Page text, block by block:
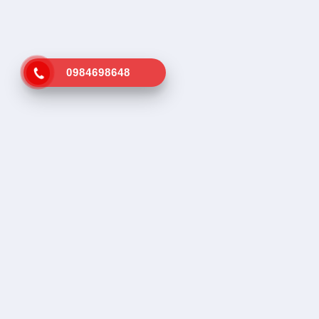
0984698648